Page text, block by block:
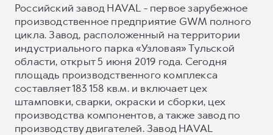
Российский завод HAVAL - первое зарубежное
производственное предприятие GWM полного
цикла. Завод, расположенный на территории
индустриального парка «Узловая» Тульской
области, открыт 5 июня 2019 года. Сегодня
площадь производственного комплекса
составляет 183 158 кв.м. и включает цех
штамповки, сварки, окраски и сборки, цех
производства компонентов, а также завод по
производству двигателей. Завод HAVAL